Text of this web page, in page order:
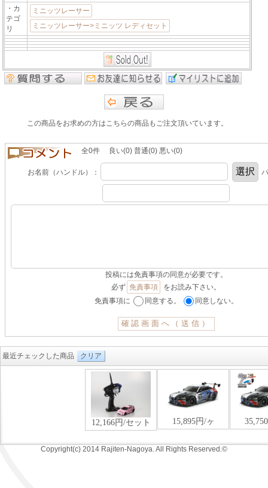
・カ
テゴ
リ
ミニッツレーサー
ミニッツレーサー>ミニッツ レディセット
この商品をお求めの方はこちらの商品もご注文頂いています。
全0件 良い(0) 普通(0) 悪い(0)
お名前（ハンドル）：
投稿には免責事項の同意が必要です。
必ず 免責事項
をお読み下さい。
免責事項に
同意する。 同意しない。
最近チェックした商品 クリア
Copyright(c) 2014 Rajiten-Nagoya. All Rights Reserved.©